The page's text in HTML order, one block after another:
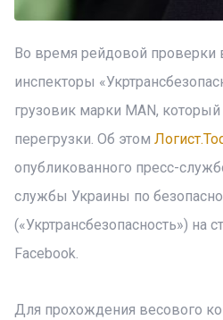
Во время рейдовой проверки
инспекторы
грузовик марки MAN,
перегрузки. Об этом
опубликованного пресс-
службы Украины по
(«Укртрансбезопасность») на
Facebook.
Для прохождения весового